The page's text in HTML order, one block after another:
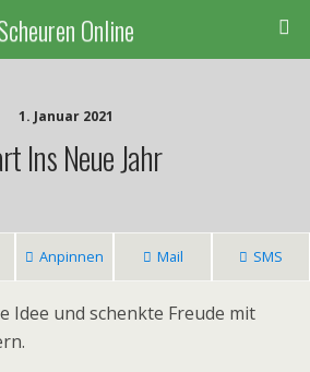
Online
1. Januar 2021
Ins Neue Jahr
Anpinnen Mail SMS
Idee und schenkte Freude mit